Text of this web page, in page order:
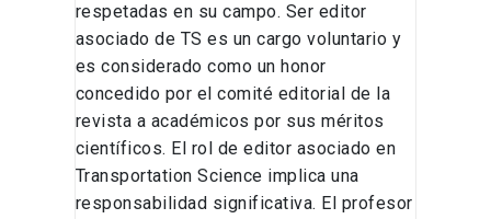
respetadas en su campo. Ser editor
asociado de TS es un cargo voluntario y
es considerado como un honor
concedido por el comité editorial de la
revista a académicos por sus méritos
científicos. El rol de editor asociado en
Transportation Science implica una
responsabilidad significativa. El profesor